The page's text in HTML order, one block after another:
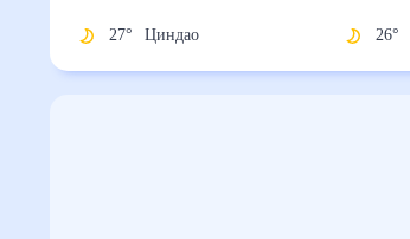
27° Циндао 26°